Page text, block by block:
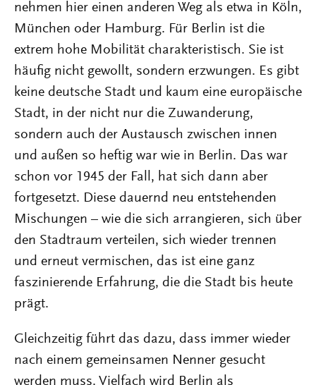
nehmen hier einen anderen Weg als etwa in Köln,
München oder Hamburg. Für Berlin ist die
extrem hohe Mobilität charakteristisch. Sie ist
häufig nicht gewollt, sondern erzwungen. Es gibt
keine deutsche Stadt und kaum eine europäische
Stadt, in der nicht nur die Zuwanderung,
sondern auch der Austausch zwischen innen
und außen so heftig war wie in Berlin. Das war
schon vor 1945 der Fall, hat sich dann aber
fortgesetzt. Diese dauernd neu entstehenden
Mischungen – wie die sich arrangieren, sich über
den Stadtraum verteilen, sich wieder trennen
und erneut vermischen, das ist eine ganz
faszinierende Erfahrung, die die Stadt bis heute
prägt.
Gleichzeitig führt das dazu, dass immer wieder
nach einem gemeinsamen Nenner gesucht
werden muss. Vielfach wird Berlin als